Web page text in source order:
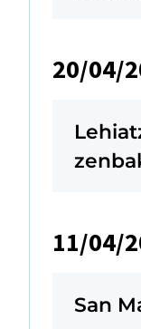
20/04/
11/04/
San